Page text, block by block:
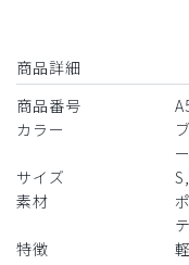
役に立った
商品詳細
商品番号
カラー
サイズ
素材
特徴